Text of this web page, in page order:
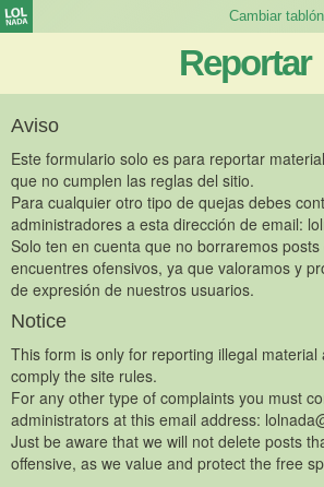
Reportar
Aviso
Este formulario solo es para reportar
que no cumplen las reglas del sitio.
Para cualquier otro tipo de quejas debes
administradores a esta dirección de email:
Solo ten en cuenta que no borraremos
encuentres ofensivos, ya que valoramos y
de expresión de nuestros usuarios.
Notice
This form is only for reporting illegal
comply the site rules.
For any other type of complaints you must
administrators at this email address:
Just be aware that we will not delete posts
offensive, as we value and protect the free